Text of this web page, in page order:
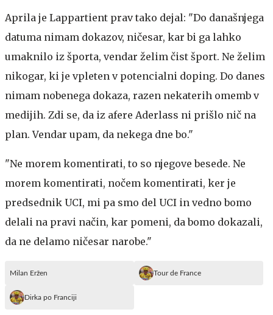
Aprila je Lappartient prav tako dejal: "Do današnjega
datuma nimam dokazov, ničesar, kar bi ga lahko
umaknilo iz športa, vendar želim čist šport. Ne želim
nikogar, ki je vpleten v potencialni doping. Do danes
nimam nobenega dokaza, razen nekaterih omemb v
medijih. Zdi se, da iz afere Aderlass ni prišlo nič na
plan. Vendar upam, da nekega dne bo."
"Ne morem komentirati, to so njegove besede. Ne
morem komentirati, nočem komentirati, ker je
predsednik UCI, mi pa smo del UCI in vedno bomo
delali na pravi način, kar pomeni, da bomo dokazali,
da ne delamo ničesar narobe."
Milan Eržen Tour de France
Dirka po Franciji